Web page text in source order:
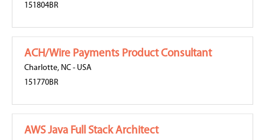
151804BR
ACH/Wire Payments Product Consultant
Charlotte, NC - USA
151770BR
AWS Java Full Stack Architect